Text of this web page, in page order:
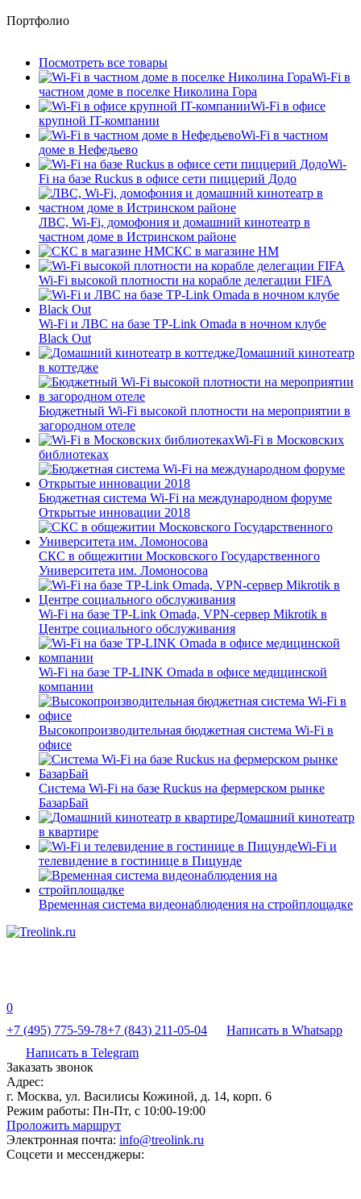
Портфолио
Посмотреть все товары
Wi-Fi в
частном доме в поселке Николина Гора
Wi-Fi в офисе
крупной IT-компании
Wi-Fi в частном
доме в Нефедьево
Wi-
Fi на базе Ruckus в офисе сети пиццерий Додо
ЛВС, Wi-Fi, домофония и домашний кинотеатр в
частном доме в Истринском районе
СКС в магазине HM
Wi-Fi высокой плотности на корабле делегации FIFA
Wi-Fi и ЛВС на базе TP-Link Omada в ночном клубе
Black Out
Домашний кинотеатр
в коттедже
Бюджетный Wi-Fi высокой плотности на мероприятии в
загородном отеле
Wi-Fi в Московских
библиотеках
Бюджетная система Wi-Fi на международном форуме
Открытые инновации 2018
СКС в общежитии Московского Государственного
Университета им. Ломоносова
Wi-Fi на базе TP-Link Omada, VPN-сервер Mikrotik в
Центре социального обслуживания
Wi-Fi на базе TP-LINK Omada в офисе медицинской
компании
Высокопроизводительная бюджетная система Wi-Fi в
офисе
Система Wi-Fi на базе Ruckus на фермерском рынке
БазарБай
Домашний кинотеатр
в квартире
Wi-Fi и
телевидение в гостинице в Пицунде
Временная система видеонаблюдения на стройплощадке
0
+7 (495) 775-59-78+7 (843) 211-05-04
Написать в Whatsapp
Написать в Telegram
Заказать звонок
Адрес:
г. Москва, ул. Василисы Кожиной, д. 14, корп. 6
Режим работы: Пн-Пт, с 10:00-19:00
Проложить маршрут
Электронная почта: info@treolink.ru
Соцсети и мессенджеры: